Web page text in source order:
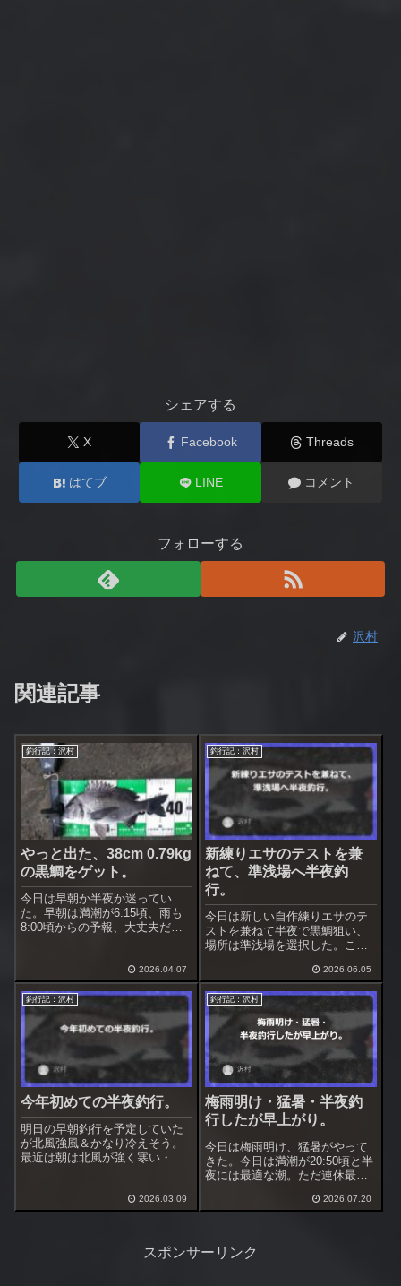
シェアする
X Facebook Threads
はてブ LINE コメント
フォローする
沢村
関連記事
釣行記：沢村
やっと出た、38cm 0.79kg
の黒鯛をゲット。
今日は早朝か半夜か迷ってい
た。早朝は満潮が6:15頃、雨も
8:00頃からの予報、大丈夫だろ
重いけれど頑張って歩く。2026.04.07
釣行記：沢村
新練りエサのテストを兼
ねて、準浅場へ半夜釣
行。
今日は新しい自作練りエサのテ
ストを兼ねて半夜で黒鯛狙い、
場所は準浅場を選択した。ここ
れていない。満潮が21:00なので
潮回りは良い。台風のうねりは
収まったけど黒鯛が食うかどう
かは微妙な所。
2026.06.05
釣行記：沢村
今年初めての半夜釣行。
明日の早朝釣行を予定していた
が北風強風＆かなり冷えそう。
最近は朝は北風が強く寒い・夕
ってみようと思った。 2026.03.09
釣行記：沢村
梅雨明け・猛暑・半夜釣
行したが早上がり。
今日は梅雨明け、猛暑がやって
きた。今日は満潮が20:50頃と半
夜には最適な潮。ただ連休最終
り。夏のホームの浅場なら空い
2026.07.20
スポンサーリンク